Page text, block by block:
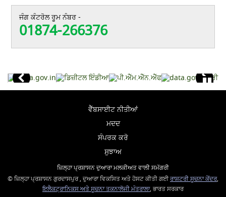
ਜੰਗ ਕੰਟਰੋਲ ਰੂਮ ਨੰਬਰ -
01874-266376
ਵੈੱਬਸਾਈਟ ਨੀਤੀਆਂ
ਮਦਦ
ਸੰਪਰਕ ਕਰੋ
ਸੁਝਾਅ
ਜ਼ਿਲ੍ਹਾ ਪ੍ਰਸ਼ਾਸਨ ਦੁਆਰਾ ਮਲਕੀਅਤ ਵਾਲੀ ਸਮੱਗਰੀ
© ਜ਼ਿਲ੍ਹਾ ਪ੍ਰਸ਼ਾਸਨ ਗੁਰਦਾਸਪੁਰ , ਦੁਆਰਾ ਵਿਕਸਿਤ ਅਤੇ ਹੋਸਟ ਕੀਤੀ ਗਈਰਾਸ਼ਟਰੀ ਸੂਚਨਾ ਕੇਂਦਰ,
ਇਲੈਕਟ੍ਰਾਨਿਕਸ ਅਤੇ ਸੂਚਨਾ ਤਕਨਾਲੋਜੀ ਮੰਤਰਾਲਾ, ਭਾਰਤ ਸਰਕਾਰ